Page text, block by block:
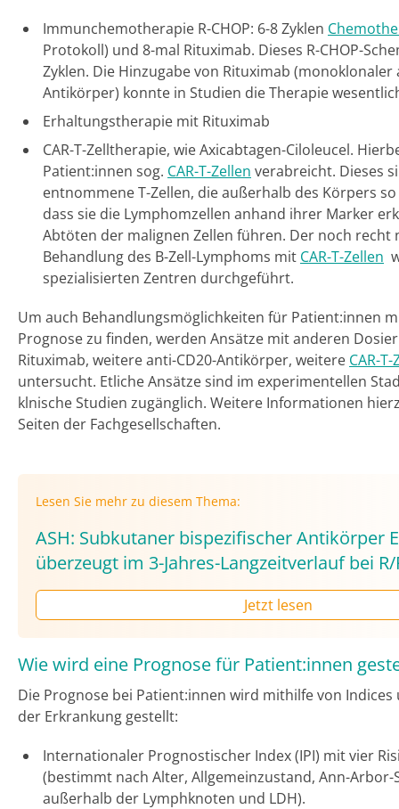
Immunchemotherapie R-CHOP: 6-8 Zyklen
Protokoll) und 8-mal Rituximab. Dieses R-CHOP-
Zyklen. Die Hinzugabe von Rituximab (monoklonaler
Antikörper) konnte in Studien die Therapie
Erhaltungstherapie mit Rituximab
CAR-T-Zelltherapie, wie Axicabtagen-Ciloleucel.
Patient:innen sog. CAR-T-Zellen verabreicht. Dieses
entnommene T-Zellen, die außerhalb des Körpers
dass sie die Lymphomzellen anhand ihrer Marker
Abtöten der malignen Zellen führen. Der noch recht
Behandlung des B-Zell-Lymphoms mit CAR-T-Zellen
spezialisierten Zentren durchgeführt.
Um auch Behandlungsmöglichkeiten für Patient:innen
Prognose zu finden, werden Ansätze mit anderen
Rituximab, weitere anti-CD20-Antikörper, weitere CAR-
untersucht. Etliche Ansätze sind im experimentellen
klnische Studien zugänglich. Weitere Informationen
Seiten der Fachgesellschaften.
Lesen Sie mehr zu diesem Thema:
ASH: Subkutaner bispezifischer Antikörper
überzeugt im 3-Jahres-Langzeitverlauf bei R/
Jetzt lesen
Wie wird eine Prognose für Patient:innen
Die Prognose bei Patient:innen wird mithilfe von Indices
der Erkrankung gestellt:
Internationaler Prognostischer Index (IPI) mit vier
(bestimmt nach Alter, Allgemeinzustand, Ann-Arbor-
außerhalb der Lymphknoten und LDH).